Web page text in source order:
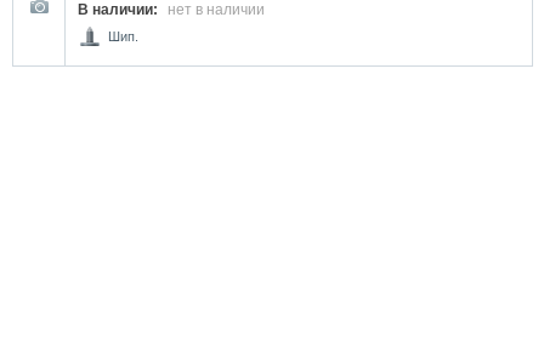
В наличии:
нет в наличии
Шип.